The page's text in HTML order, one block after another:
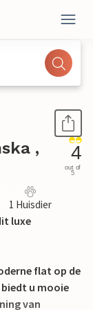
,
4
out of
5
1 Huisdier
luxe
flat op de
u mooie
van